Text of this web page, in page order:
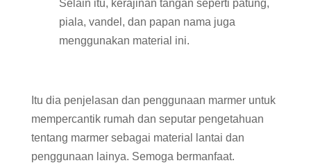
Selain itu, kerajinan tangan seperti patung,
piala, vandel, dan papan nama juga
menggunakan material ini.
Itu dia penjelasan dan penggunaan marmer untuk
mempercantik rumah dan seputar pengetahuan
tentang marmer sebagai material lantai dan
penggunaan lainya. Semoga bermanfaat.